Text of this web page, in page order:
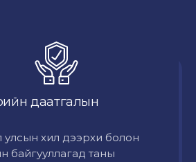
даатгалын
хил дээрхи болон
байгууллагад таны